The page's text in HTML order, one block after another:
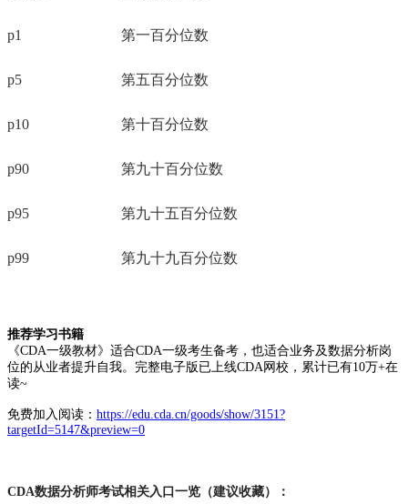
p1 第一百分位数
p5 第五百分位数
p10 第十百分位数
p90 第九十百分位数
p95 第九十五百分位数
p99 第九十九百分位数
推荐学习书籍
《CDA一级教材》适合CDA一级考生备考，也适合业务及数据分析岗
位的从业者提升自我。完整电子版已上线CDA网校，累计已有10万+在
读~
免费加入阅读： https://edu.cda.cn/goods/show/3151?
targetId=5147&preview=0
CDA数据分析师考试相关入口一览（建议收藏）：